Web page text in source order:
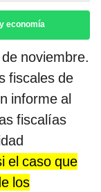
economía
noviembre.
fiscales de
informe al
fiscalías
el caso que
los